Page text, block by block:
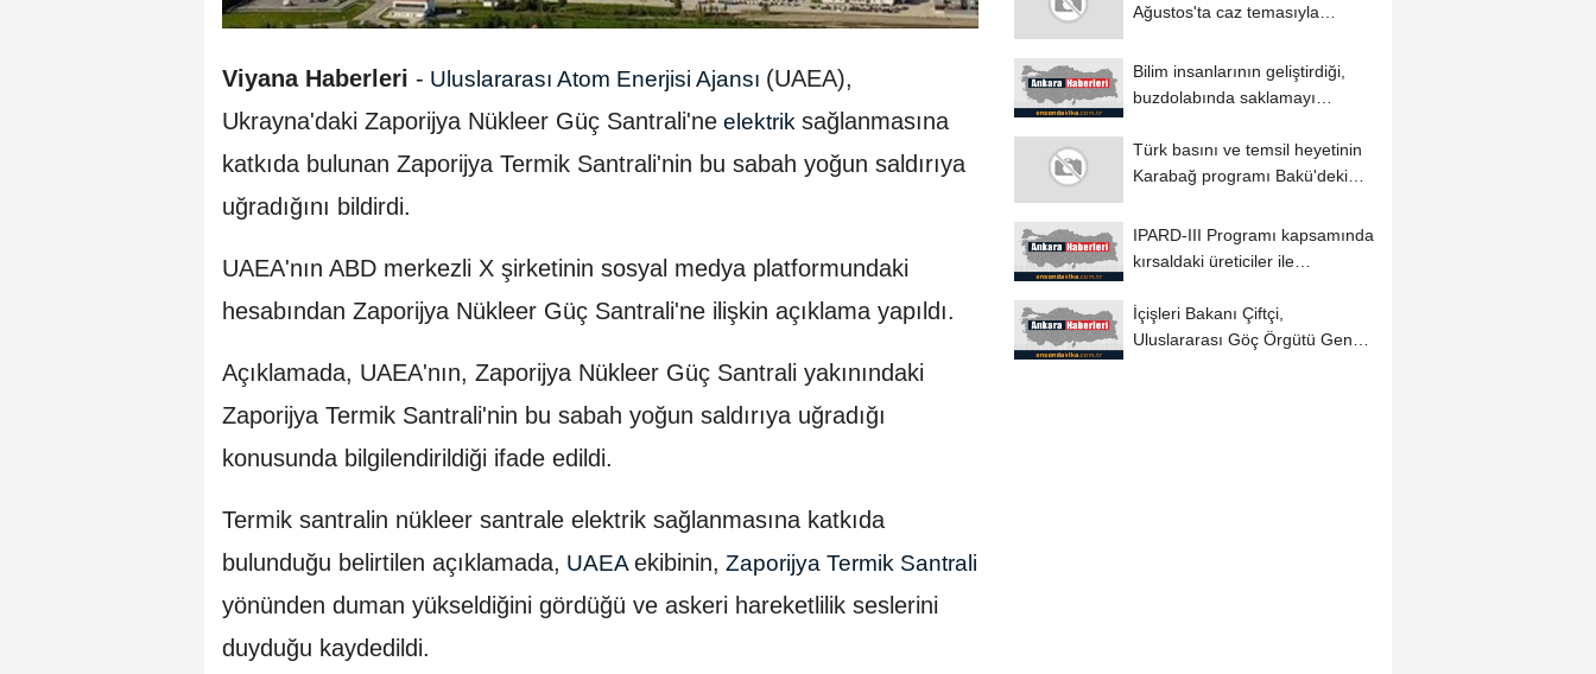
Viyana Haberleri - Uluslararası Atom Enerjisi Ajansı (UAEA),
Ukrayna'daki Zaporijya Nükleer Güç Santrali'ne elektrik sağlanmasına
katkıda bulunan Zaporijya Termik Santrali'nin bu sabah yoğun saldırıya
uğradığını bildirdi.
UAEA'nın ABD merkezli X şirketinin sosyal medya platformundaki
hesabından Zaporijya Nükleer Güç Santrali'ne ilişkin açıklama yapıldı.
Açıklamada, UAEA'nın, Zaporijya Nükleer Güç Santrali yakınındaki
Zaporijya Termik Santrali'nin bu sabah yoğun saldırıya uğradığı
konusunda bilgilendirildiği ifade edildi.
Termik santralin nükleer santrale elektrik sağlanmasına katkıda
bulunduğu belirtilen açıklamada, UAEA ekibinin, Zaporijya Termik Santrali
yönünden duman yükseldiğini gördüğü ve askeri hareketlilik seslerini
duyduğu kaydedildi.
Ağustos'ta caz temasıyla
Bilim insanlarının geliştirdiği,
buzdolabında saklamayı
Türk basını ve temsil heyetinin
Karabağ programı Bakü'deki
IPARD-III Programı kapsamında
kırsaldaki üreticiler ile
İçişleri Bakanı Çiftçi,
Uluslararası Göç Örgütü Genel